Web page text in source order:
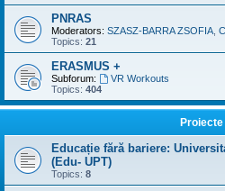
PNRAS
Moderators: SZASZ-BARRA ZSOFIA
Topics: 21
ERASMUS +
Subforum:
VR Workouts
Topics: 404
Proiecte
Educație fără bariere:
(Edu- UPT)
Topics: 8